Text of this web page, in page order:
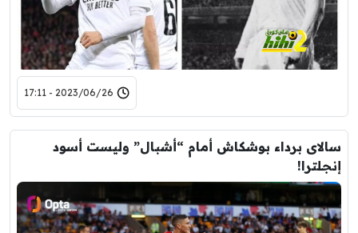
2023/06/26 - 17:11
سالاى برداء بوشكاش أمام “أشبال” وليست أسود
إنجلترا!